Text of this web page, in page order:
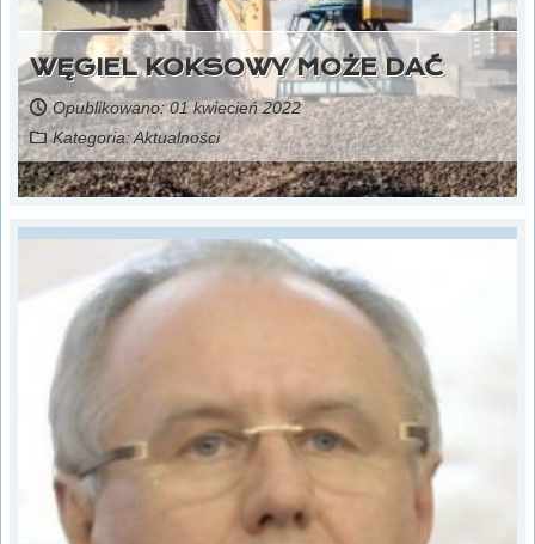
WĘGIEL KOKSOWY MOŻE DAĆ
Opublikowano: 01 kwiecień 2022
Kategoria:Aktualności